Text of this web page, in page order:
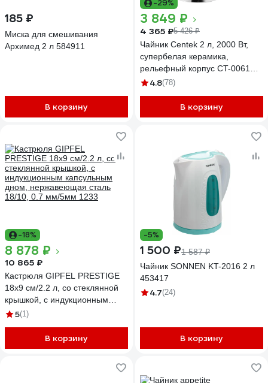
185 ₽
Миска для смешивания
Архимед 2 л 584911
В корзину
-29%
3 849 ₽
4 365 ₽5 426 ₽
Чайник Centek 2 л, 2000 Вт,
супербелая керамика,
рельефный корпус CT-0061
White
4.8(78)
В корзину
-18%
8 878 ₽
10 865 ₽
Кастрюля GIPFEL PRESTIGE
18x9 см/2.2 л, со стеклянной
крышкой, с индукционным
капсульным дном,
мм/5мм 1233
5(1)
В корзину
-5%
1 500 ₽1 587 ₽
Чайник SONNEN KT-2016 2 л
453417
4.7(24)
В корзину